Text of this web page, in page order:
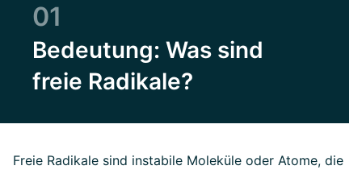
01
Bedeutung: Was sind
freie Radikale?
Freie Radikale sind instabile Moleküle oder Atome, die